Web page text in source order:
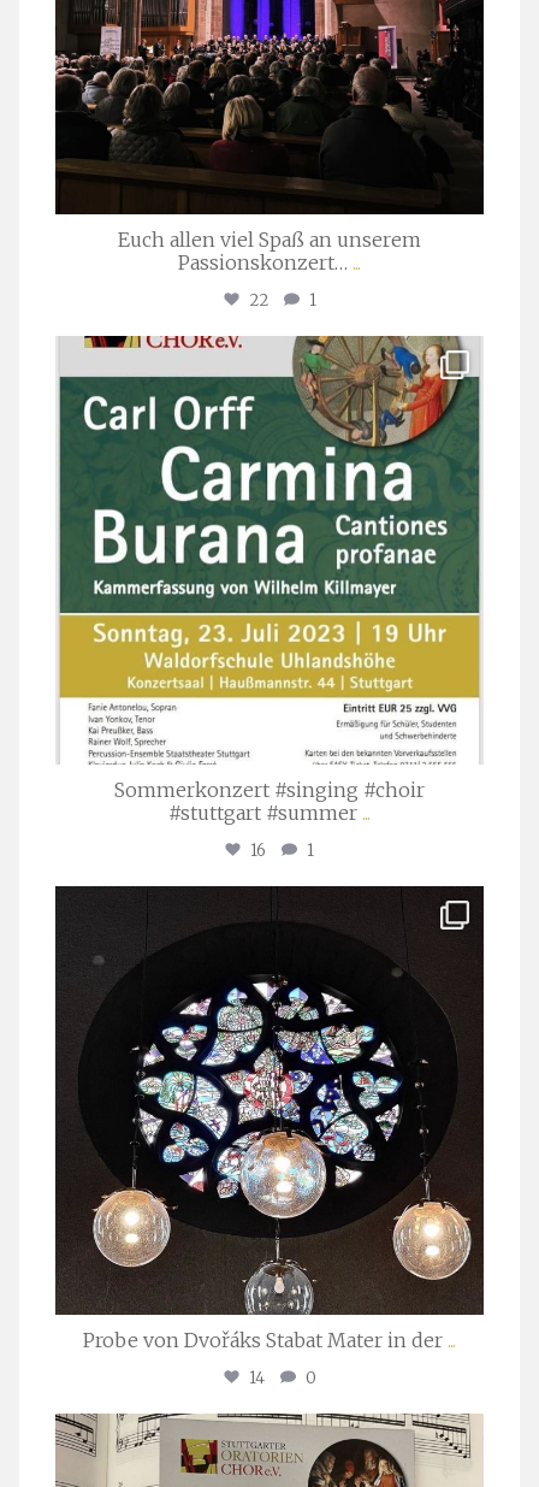
Euch allen viel Spaß an unserem
Passionskonzert… ...
22 1
stuttgarter_oratorienchor
Juli 22
Sommerkonzert #singing #choir
#stuttgart #summer ...
16 1
Apr. 1
Probe von Dvořáks Stabat Mater in der ...
14 0
stuttgarter_oratorienchor
Nov. 29